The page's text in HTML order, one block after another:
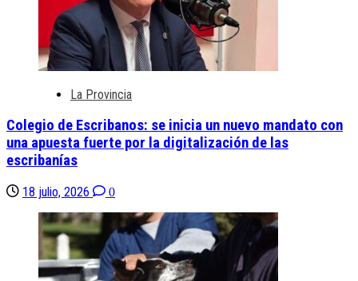
La Provincia
Colegio de Escribanos: se inicia un nuevo mandato con
una apuesta fuerte por la digitalización de las
escribanías
18 julio, 2026 0